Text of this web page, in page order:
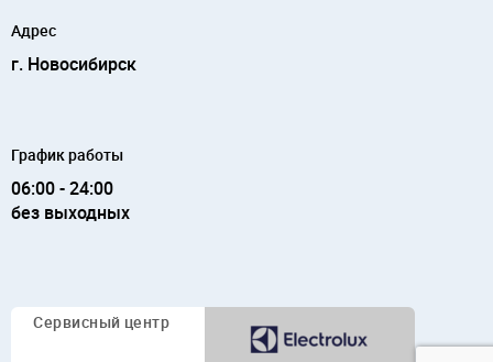
Адрес
г. Новосибирск
График работы
06:00 - 24:00
без выходных
Сервисный центр